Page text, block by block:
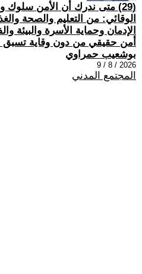
(29) متى ندرك أن الأمن سلوك
الوقائي: من التعليم والصحة
الإدمان وحماية الأسرة والبيئة
أمن حقيقي من دون وقاية تسبق
بوشعيب حمراوي
2026 / 8 / 9
المجتمع المدني